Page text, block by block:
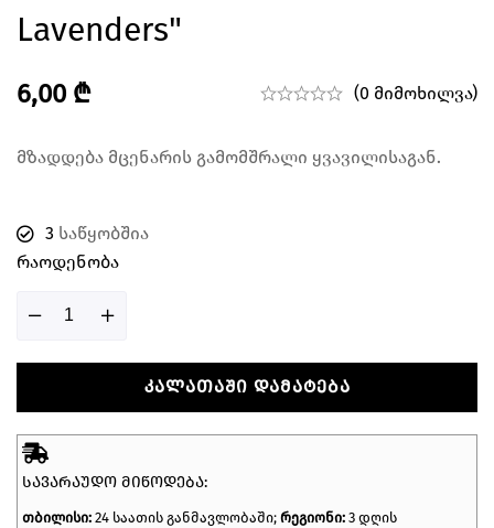
Lavenders"
6,00 ₾ (0 მიმოხილვა)
მზადდება მცენარის გამომშრალი ყვავილისაგან.
3 საწყობშია
Რაოდენობა
ᲙᲐᲚᲐᲗᲐᲨᲘ ᲓᲐᲛᲐᲢᲔᲑᲐ
ᲡᲐᲕᲐᲠᲐᲣᲓᲝ ᲛᲘᲬᲝᲓᲔᲑᲐ:
თბილისი: 24 საათის განმავლობაში; რეგიონი: 3 დღის